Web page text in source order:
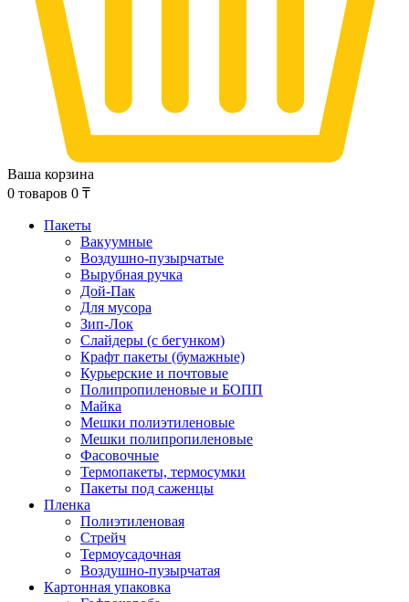
Ваша корзина
0 товаров 0 ₸
Пакеты
Вакуумные
Воздушно-пузырчатые
Вырубная ручка
Дой-Пак
Для мусора
Зип-Лок
Слайдеры (с бегунком)
Крафт пакеты (бумажные)
Курьерские и почтовые
Полипропиленовые и БОПП
Майка
Мешки полиэтиленовые
Мешки полипропиленовые
Фасовочные
Термопакеты, термосумки
Пакеты под саженцы
Пленка
Полиэтиленовая
Стрейч
Термоусадочная
Воздушно-пузырчатая
Картонная упаковка